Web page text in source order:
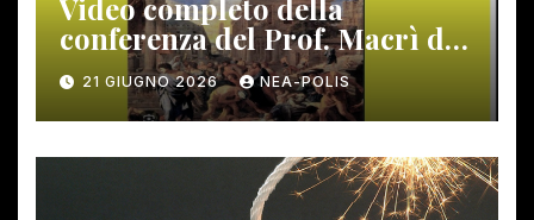
Video completo della
conferenza del Prof. Macrì del
12 giugno scorso
21 GIUGNO 2026 NEA-POLIS